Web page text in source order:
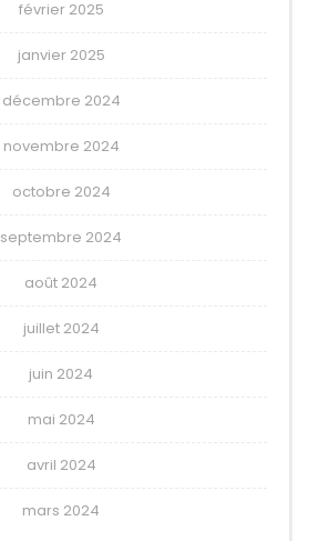
février 2025
janvier 2025
décembre 2024
novembre 2024
octobre 2024
septembre 2024
août 2024
juillet 2024
juin 2024
mai 2024
avril 2024
mars 2024